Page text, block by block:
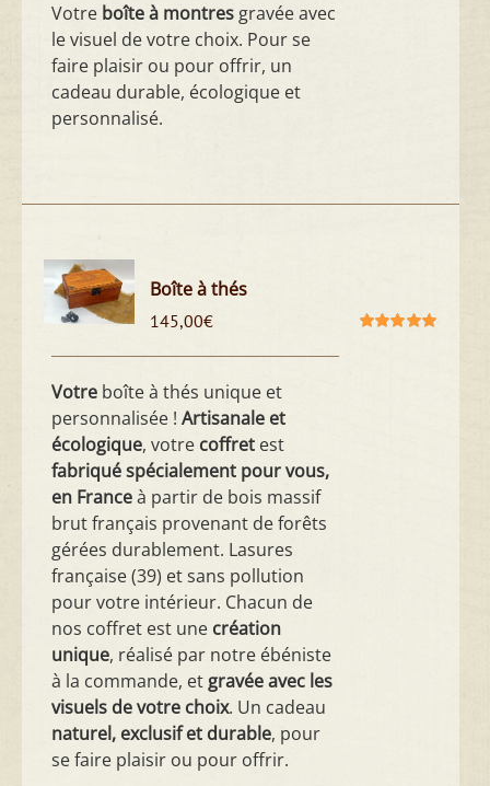
Votre boîte à montres gravée avec
le visuel de votre choix. Pour se
faire plaisir ou pour offrir, un
cadeau durable, écologique et
personnalisé.
Boîte à thés
145,00€
Votre boîte à thés unique et
personnalisée !Artisanale et
écologique, votre coffret est
fabriqué spécialement pour vous,
en Franceà partir de bois massif
brut français provenant de forêts
gérées durablement. Lasures
française (39) et sans pollution
pour votre intérieur. Chacun de
nos coffret est une création
unique, réalisé par notre ébéniste
à la commande, et gravée avec les
visuels de votre choix. Un cadeau
naturel, exclusif et durable, pour
se faire plaisir ou pour offrir.